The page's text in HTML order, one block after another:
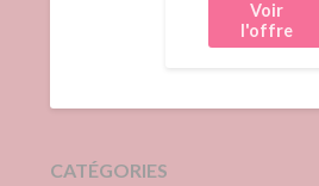
pour
l'articulation de
la patte avant
CATÉGORIES